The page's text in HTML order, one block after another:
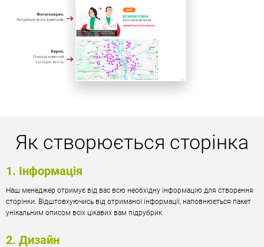
Як створюється сторінка
1. Інформація
Наш менеджер отримує від вас всю необхідну інформацію для створення
сторінки. Відштовхуючись від отриманої інформації, наповнюється пакет
унікальним описом всіх цікавих вам підрубрик
2. Дизайн